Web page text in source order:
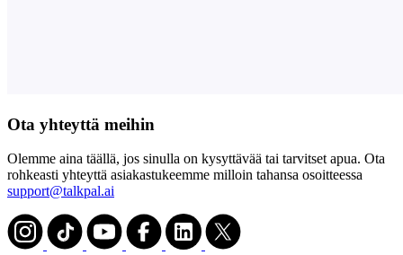
Ota yhteyttä meihin
Olemme aina täällä, jos sinulla on kysyttävää tai tarvitset apua. Ota
rohkeasti yhteyttä asiakastukeemme milloin tahansa osoitteessa
support@talkpal.ai